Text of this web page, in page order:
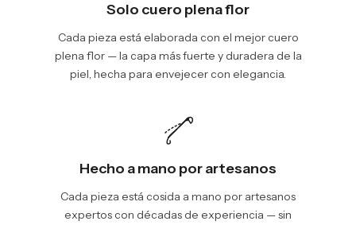
Solo cuero plena flor
Cada pieza está elaborada con el mejor cuero
plena flor — la capa más fuerte y duradera de la
piel, hecha para envejecer con elegancia.
Hecho a mano por artesanos
Cada pieza está cosida a mano por artesanos
expertos con décadas de experiencia — sin